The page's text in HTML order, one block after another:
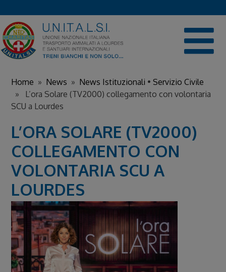
to
content
Home » News » News Istituzionali •Servizio Civile
» L’ora Solare (TV2000) collegamento con volontaria
SCU a Lourdes
L’ORA SOLARE (TV2000)
COLLEGAMENTO CON
VOLONTARIA SCU A
LOURDES